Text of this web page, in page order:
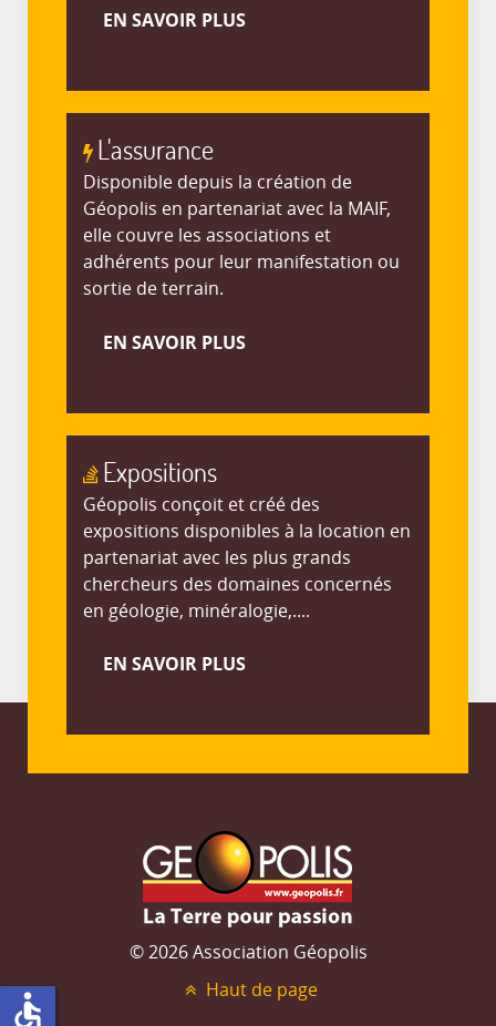
EN SAVOIR PLUS
L'assurance
Disponible depuis la création de
Géopolis en partenariat avec la MAIF,
elle couvre les associations et
adhérents pour leur manifestation ou
sortie de terrain.
EN SAVOIR PLUS
Expositions
Géopolis conçoit et créé des
expositions disponibles à la location en
partenariat avec les plus grands
chercheurs des domaines concernés
en géologie, minéralogie,....
EN SAVOIR PLUS
© 2026 Association Géopolis
Haut de page
accessible